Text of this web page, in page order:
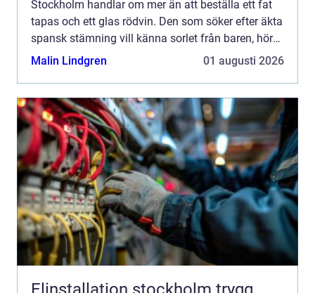
Stockholm handlar om mer än att beställa ett fat
tapas och ett glas rödvin. Den som söker efter äkta
spansk stämning vill känna sorlet från baren, höra
klirrande glas och känna doften av vitlök, grillat
Malin Lindgren 01 augusti 2026